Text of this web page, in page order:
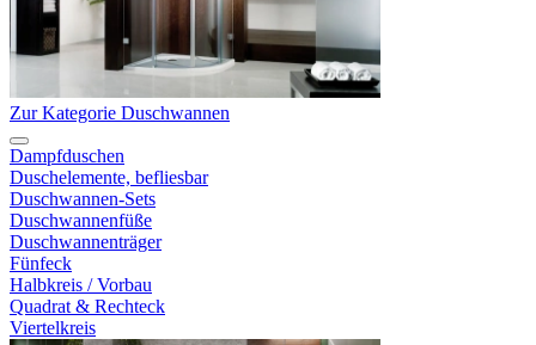
Zur Kategorie Duschwannen
Dampfduschen
Duschelemente, befliesbar
Duschwannen-Sets
Duschwannenfüße
Duschwannenträger
Fünfeck
Halbkreis / Vorbau
Quadrat & Rechteck
Viertelkreis